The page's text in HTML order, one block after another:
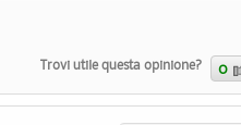
Trovi utile questa opinione? 0